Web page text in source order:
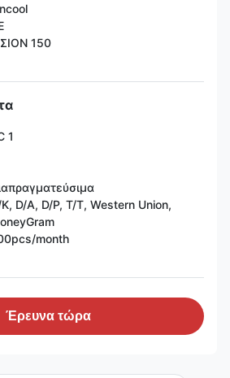
150
1
D/A, D/P, T/T, Western Union,
month
Έρευνα τώρα